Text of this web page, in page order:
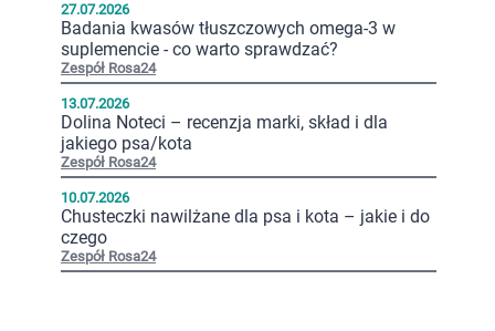
27.07.2026
Badania kwasów tłuszczowych omega-3 w
suplemencie - co warto sprawdzać?
Zespół Rosa24
13.07.2026
Dolina Noteci – recenzja marki, skład i dla
jakiego psa/kota
Zespół Rosa24
10.07.2026
Chusteczki nawilżane dla psa i kota – jakie i do
czego
Zespół Rosa24